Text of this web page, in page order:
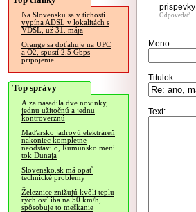
Na Slovensku sa v tichosti
vypína ADSL v lokalitách s
VDSL, už 31. mája
Orange sa doťahuje na UPC
a O2, spustí 2.5 Gbps
pripojenie
Top správy
Alza nasadila dve novinky,
jednu užitočnú a jednu
kontroverznú
Maďarsko jadrovú elektráreň
nakoniec kompletne
neodstavilo, Rumunsko mení
tok Dunaja
Slovensko.sk má opäť
technické problémy
Železnice znižujú kvôli teplu
rýchlosť iba na 50 km/h,
spôsobuje to meškanie
prispevky
Odpovedať
Meno:
Titulok:
Text: